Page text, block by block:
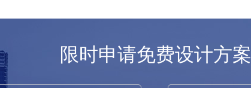
限时申请免费设计方案